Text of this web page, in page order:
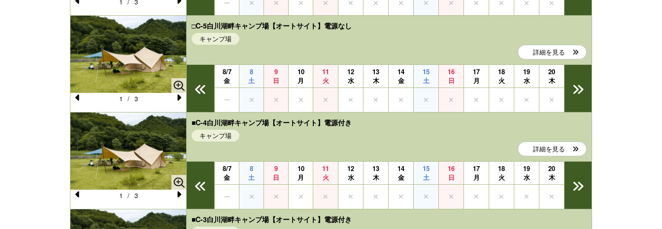
Pr
e
vi
o
u
s
N
e
xt
Pr
e
vi
o
u
s
N
e
xt
1 / 3
□C-5白川湖畔キャンプ場【オートサイト】電源なし
キャンプ場
詳細を見る
8/7
金
8
土
9
日
10
月
11
火
12
水
13
木
14
金
15
土
16
日
17
月
18
火
19
水
20
木
Pr
e
N
e
1 / 3
■C-4白川湖畔キャンプ場【オートサイト】電源付き
キャンプ場
詳細を見る
8/7
金
8
土
9
日
10
月
11
火
12
水
13
木
14
金
15
土
16
日
17
月
18
火
19
水
20
木
■C-3白川湖畔キャンプ場【オートサイト】電源付き